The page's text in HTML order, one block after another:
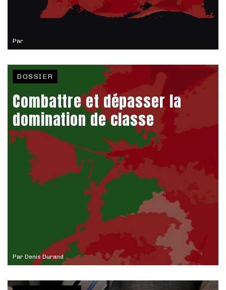
Par
Par Denis Durand
DOSSIER
Combattre et dépasser la
domination de classe